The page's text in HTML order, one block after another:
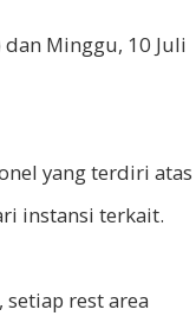
Minggu, 10 Juli
yang terdiri atas
instansi terkait.
rest area